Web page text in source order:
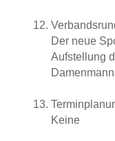
Der neue
Aufstellung
Keine